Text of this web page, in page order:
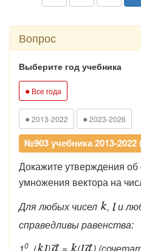
Вопрос
Выберите год учебника
● Все года
● 2013-2022 ● 2023-2026
№903 учебника 2013-2022
Докажите утверждения
умножения вектора на
Для любых чисел
, и
справедливы равенства:
0